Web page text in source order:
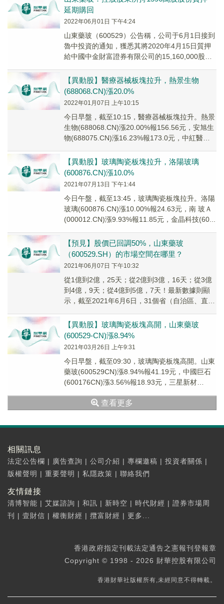
延期購回
2022年06月01日 下午4:24
山東藥玻（600529）公告稱，公司于6月1日接到
魯中投資的通知，獲悉其將2020年4月15日質押
給中國中金財富證券有限公司的15,160,000股以
【異動股】醫療器械板塊拉升，熱景生物
(688068.CN)漲20.0%
2022年01月07日 上午10:15
今日早盤，截至10:15，醫療器械板塊拉升。熱景
生物(688068.CN)漲20.00%報156.56元，安旭生
物(688075.CN)漲16.23%報173.0元，中紅醫療
【異動股】玻璃陶瓷板塊拉升，洛陽玻璃
(600876.CN)漲10.0%
2021年07月13日 下午1:44
今日午盤，截至13:45，玻璃陶瓷板塊拉升。洛陽
玻璃(600876.CN)漲10.00%報24.63元，南 玻Ａ
(000012.CN)漲9.93%報11.85元，金晶科技(60...
【預見】股價已回調50%，山東藥玻
（600529.SH）的市場空間在哪里？
2021年06月07日 下午10:32
從1億到2億，25天；從2億到3億，16天；從3億
到4億，9天；從4億到5億，7天！最新數據則顯
示，截至2021年6月6日，31個省（自治區、直轄
【異動股】玻璃陶瓷板塊高開，山東藥玻
(600529-CN)漲8.94%
2021年03月26日 上午9:31
今日早盤，截至09:30，玻璃陶瓷板塊高開。山東
藥玻(600529CN)漲8.94%報41.19元，中國巨石
(600176CN)漲3.56%報18.93元，三星新材
查看更多
相關訊息
法定公告欄 | 廣告查詢 | 公司介紹 | 專欄邀稿 | 投資者關係 |
版權聲明 | 重要聲明 | 私隱政策 | 聯絡我們
友情鏈接
清博智能 | 艾媒諮詢 | 和訊 | 新時空 | 時代財經 | 證券市場周
刊
| 壹財信 | 權衡財經 | 攬富財經 | 更多...
香港政府指定刊載法定通告之憲報刊登報章
Copyright © 1998 - 2026 財華控股有限公司
香港財華社版權所有,未經同意不得轉載。